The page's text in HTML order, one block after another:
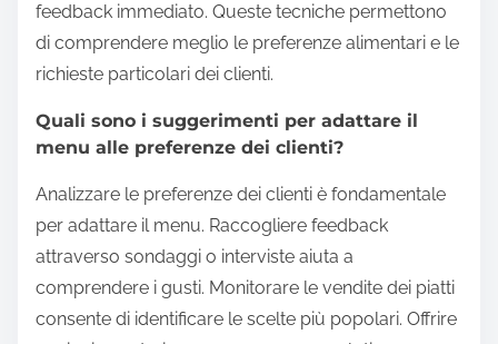
feedback immediato. Queste tecniche permettono
di comprendere meglio le preferenze alimentari e le
richieste particolari dei clienti.
Quali sono i suggerimenti per adattare il
menu alle preferenze dei clienti?
Analizzare le preferenze dei clienti è fondamentale
per adattare il menu. Raccogliere feedback
attraverso sondaggi o interviste aiuta a
comprendere i gusti. Monitorare le vendite dei piatti
consente di identificare le scelte più popolari. Offrire